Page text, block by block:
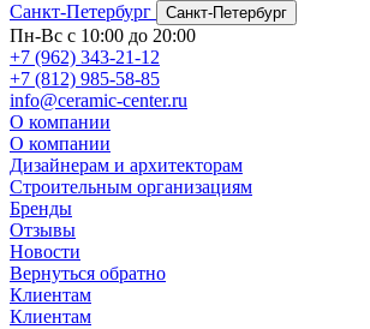
Санкт-Петербург
Санкт-Петербург
Пн-Вс с 10:00 до 20:00
+7 (962) 343-21-12
+7 (812) 985-58-85
info@ceramic-center.ru
О компании
О компании
Дизайнерам и архитекторам
Строительным организациям
Бренды
Отзывы
Новости
Вернуться обратно
Клиентам
Клиентам